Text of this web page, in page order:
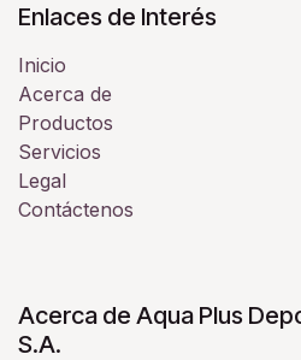
Enlaces de Interés
Inicio
Acerca de
Productos
Servicios
Legal
Contáctenos
Acerca de Aqua Plus
S.A.